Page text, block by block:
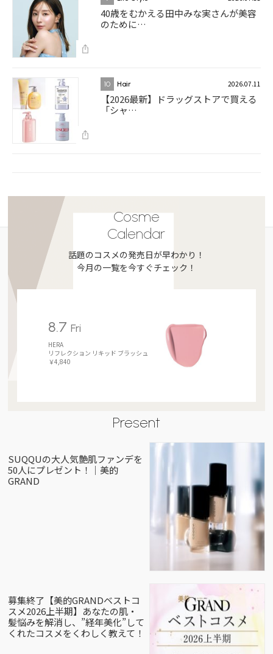
40歳をむかえる田中みな実さんが美容
のために…
10 Hair 2026.07.11
【2026最新】ドラッグストアで買える
「シャ…
Cosme
Calendar
話題のコスメの発売日が早わかり！
今月の一覧を今すぐチェック！
8.7Fri
HERA
リフレクション リキッド ブラッシュ
￥4,840
Present
SUQQUの大人気艶肌ファンデを
50人にプレゼント！｜美的
GRAND
募集終了【美的GRANDベストコ
スメ2026上半期】あなたの肌・
髪悩みを解消し、”経年美化”して
くれたコスメをくわしく教えて！